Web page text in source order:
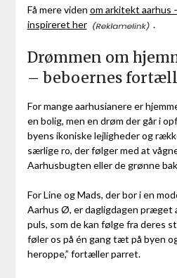
Få mere viden om arkitekt aarhus
inspireret her
.
Drømmen om
– beboernes
For mange aarhusianere er
en bolig, men en drøm der går i
byens ikoniske lejligheder og
særlige ro, der følger med at
Aarhusbugten eller de grønne
For Line og Mads, der bor i en
Aarhus Ø, er dagligdagen præget
puls, som de kan følge fra deres
føler os på én gang tæt på byen
heroppe,” fortæller parret.